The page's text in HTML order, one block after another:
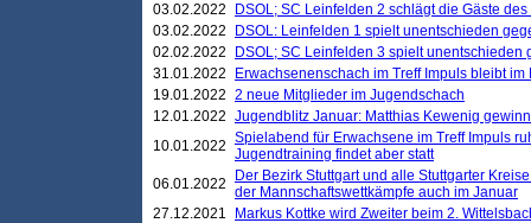
03.02.2022
DSOL; SC Leinfelden 2 schlägt die Gäste
03.02.2022
DSOL: Leinfelden 1 spielt unentschieden
02.02.2022
DSOL; SC Leinfelden 3 spielt unentschieden
31.01.2022
Erwachsenenschach im Treff Impuls bleibt
19.01.2022 2 neue Mitglieder im Jugendschach
12.01.2022 Jugendblitz Januar: Matthias Kewenig
10.01.2022 Spielabend für Erwachsene im Treff Impuls
Jugendtraining findet aber statt
06.01.2022
Der Bezirk Stuttgart und alle Stuttgarter
der Mannschaftswettkämpfe auch im Januar
27.12.2021
Markus Kottke wird Zweiter beim 2.